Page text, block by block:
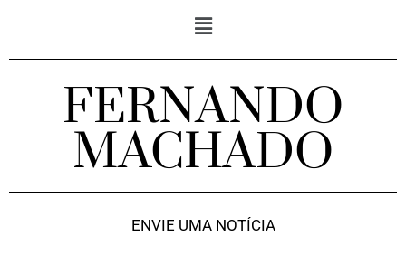
FERNANDO
MACHADO
ENVIE UMA NOTÍCIA